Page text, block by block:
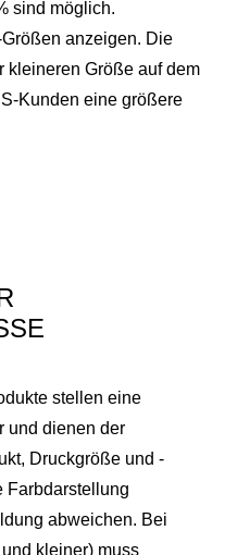
sind möglich.
anzeigen. Die
kleineren Größe auf dem
Kunden eine größere
stellen eine
und dienen der
Druckgröße und -
Farbdarstellung
abweichen. Bei
kleiner) muss